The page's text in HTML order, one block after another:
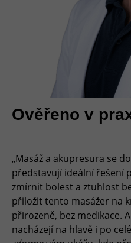
Ověřeno v
„Masáž a akupresura se
představují ideální řešení
zmírnit bolest a ztuhlost
přiložit tento masážer na
přirozeně, bez medikace.
nacházejí na hlavě i po